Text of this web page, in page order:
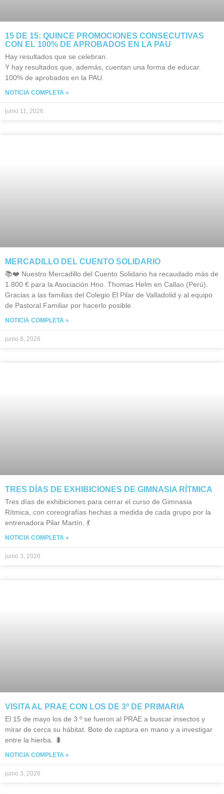
15 DE 15: QUINCE PROMOCIONES CONSECUTIVAS
CON EL 100% DE APROBADOS EN LA PAU
Hay resultados que se celebran.
Y hay resultados que, además, cuentan una forma de educar.
100% de aprobados en la PAU.
NOTICIA COMPLETA »
junio 11, 2026
MERCADILLO DEL CUENTO SOLIDARIO
📚❤️ Nuestro Mercadillo del Cuento Solidario ha recaudado más de
1.800 € para la Asociación Hno. Thomas Helm en Callao (Perú).
Gracias a las familias del Colegio El Pilar de Valladolid y al equipo
de Pastoral Familiar por hacerlo posible.
NOTICIA COMPLETA »
junio 8, 2026
TRES DÍAS DE EXHIBICIONES DE GIMNASIA RÍTMICA
Tres días de exhibiciones para cerrar el curso de Gimnasia
Rítmica, con coreografías hechas a medida de cada grupo por la
entrenadora Pilar Martín. 💃
NOTICIA COMPLETA »
junio 3, 2026
VISITA AL PRAE CON LOS DE 3º DE PRIMARIA
El 15 de mayo los de 3.º se fueron al PRAE a buscar insectos y
mirar de cerca su hábitat. Bote de captura en mano y a investigar
entre la hierba. 🐛
NOTICIA COMPLETA »
junio 3, 2026